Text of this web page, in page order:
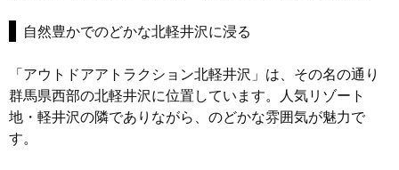
自然豊かでのどかな北軽井沢に浸る
「アウトドアアトラクション北軽井沢」は、その名の通り
群馬県西部の北軽井沢に位置しています。人気リゾート
地・軽井沢の隣でありながら、のどかな雰囲気が魅力で
す。